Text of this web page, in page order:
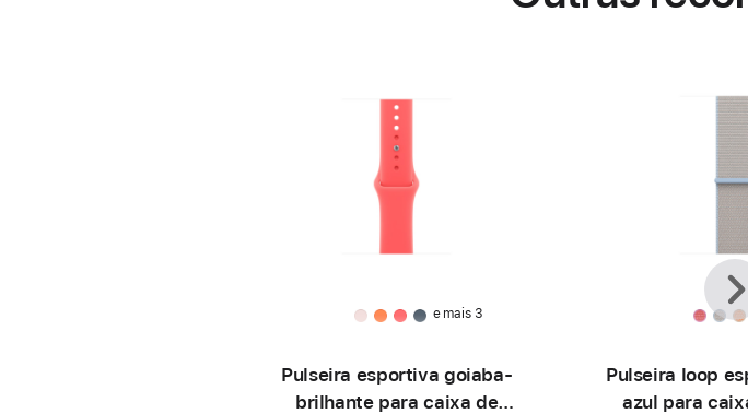
e mais 3
Pulseira esportiva goiaba-
brilhante para caixa de
Pulseira loop
azul para